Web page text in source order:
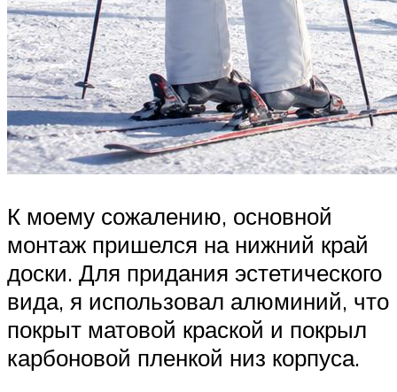
К моему сожалению, основной
монтаж пришелся на нижний край
доски. Для придания эстетического
вида, я использовал алюминий, что
покрыт матовой краской и покрыл
карбоновой пленкой низ корпуса.